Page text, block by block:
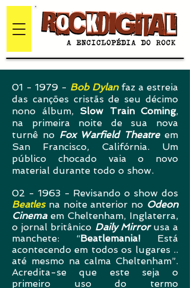
01 - 1979 - Bob Dylanfaz a estreia
das canções cristãs de seu décimo
nono álbum, Slow Train Coming,
na primeira noite de sua nova
turnê no Fox Warfield Theatreem
San Francisco, Califórnia. Um
público chocado vaia o novo
material durante todo o show.
02 - 1963 - Revisando o show dos
Beatlesna noite anterior no Odeon
Cinemaem Cheltenham, Inglaterra,
o jornal britânico Daily Mirror usa a
manchete: “Beatlemania! Está
acontecendo em todos os lugares ..
até mesmo na calma Cheltenham”.
Acredita-se que este seja o
primeiro uso do termo